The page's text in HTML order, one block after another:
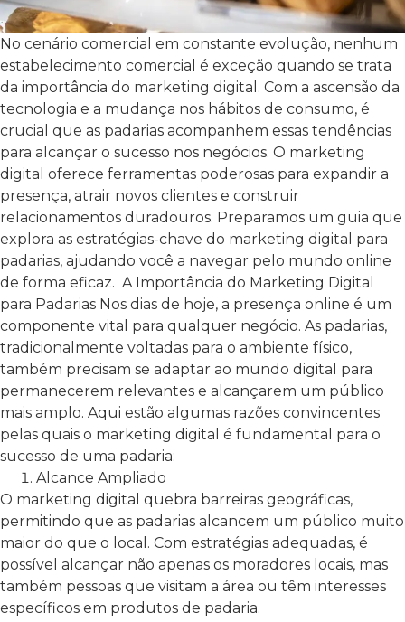
No cenário comercial em constante evolução, nenhum
estabelecimento comercial é exceção quando se trata
da importância do marketing digital. Com a ascensão da
tecnologia e a mudança nos hábitos de consumo, é
crucial que as padarias acompanhem essas tendências
para alcançar o sucesso nos negócios. O marketing
digital oferece ferramentas poderosas para expandir a
presença, atrair novos clientes e construir
relacionamentos duradouros. Preparamos um guia que
explora as estratégias-chave do marketing digital para
padarias, ajudando você a navegar pelo mundo online
de forma eficaz. A Importância do Marketing Digital
para Padarias Nos dias de hoje, a presença online é um
componente vital para qualquer negócio. As padarias,
tradicionalmente voltadas para o ambiente físico,
também precisam se adaptar ao mundo digital para
permanecerem relevantes e alcançarem um público
mais amplo. Aqui estão algumas razões convincentes
pelas quais o marketing digital é fundamental para o
sucesso de uma padaria:
Alcance Ampliado
O marketing digital quebra barreiras geográficas,
permitindo que as padarias alcancem um público muito
maior do que o local. Com estratégias adequadas, é
possível alcançar não apenas os moradores locais, mas
também pessoas que visitam a área ou têm interesses
específicos em produtos de padaria.